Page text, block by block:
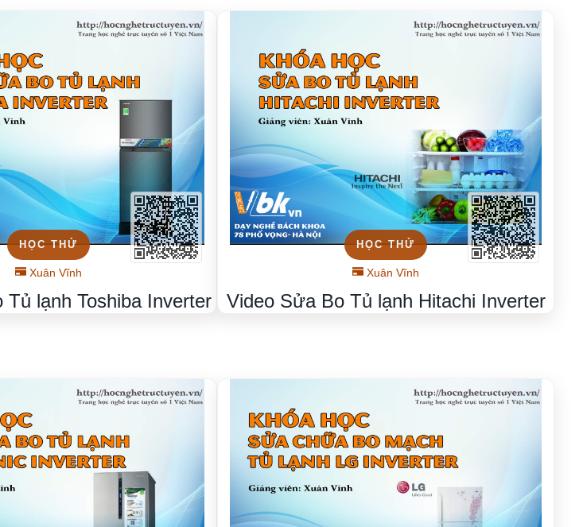
HỌC THỬ
Xuân Vĩnh
lạnh Toshiba Inverter
HỌC THỬ
Xuân Vĩnh
Video Sửa Bo Tủ lạnh Hitachi Inverter